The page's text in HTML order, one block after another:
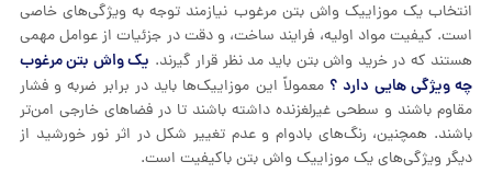
انتخاب یک موزاییک واش بتن مرغوب نیازمند توجه به ویژگی‌های خاصی
است. کیفیت مواد اولیه، فرایند ساخت، و دقت در جزئیات از عوامل مهمی
هستند که در خرید واش بتن باید مد نظر قرار گیرند. یک واش بتن مرغوب
چه ویژگی هایی دارد ؟ معمولاً این موزاییک‌ها باید در برابر ضربه و فشار
مقاوم باشند و سطحی غیرلغزنده داشته باشند تا در فضاهای خارجی امن‌تر
باشند. همچنین، رنگ‌های بادوام و عدم تغییر شکل در اثر نور خورشید از
دیگر ویژگی‌های یک موزاییک واش بتن باکیفیت است.